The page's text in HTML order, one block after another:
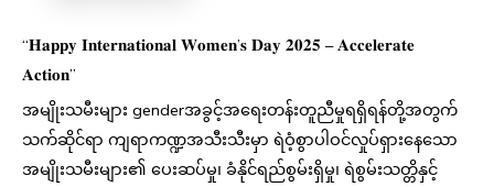
“𝐇𝐚𝐩𝐩𝐲 𝐈𝐧𝐭𝐞𝐫𝐧𝐚𝐭𝐢𝐨𝐧𝐚𝐥 𝐖𝐨𝐦𝐞𝐧’𝐬 𝐃𝐚𝐲 𝟐𝟎𝟐𝟓 – 𝐀𝐜𝐜𝐞𝐥𝐞𝐫𝐚𝐭𝐞
𝐀𝐜𝐭𝐢𝐨𝐧”
အမျိုးသမီးများ genderအခွင့်အရေးတန်းတူညီမှုရရှိရန်တို့အတွက်
သက်ဆိုင်ရာ ကျရာကဏ္ဍအသီးသီးမှာ ရဲဝံ့စွာပါဝင်လှုပ်ရှားနေသော
အမျိုးသမီးများ၏ ပေးဆပ်မှု၊ ခံနိုင်ရည်စွမ်းရှိမှု၊ ရဲစွမ်းသတ္တိနှင့်